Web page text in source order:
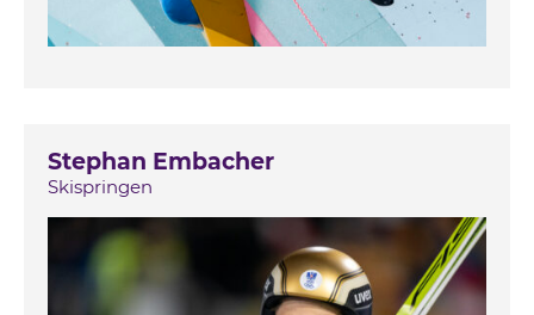
Stephan Embacher
Skispringen